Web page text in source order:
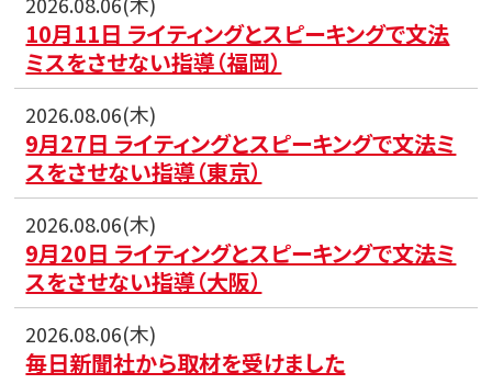
10月11日 ライティングとスピーキングで文法
ミスをさせない指導（福岡）
2026.08.06(木)
9月27日 ライティングとスピーキングで文法ミ
スをさせない指導（東京）
2026.08.06(木)
9月20日 ライティングとスピーキングで文法ミ
スをさせない指導（大阪）
2026.08.06(木)
毎日新聞社から取材を受けました